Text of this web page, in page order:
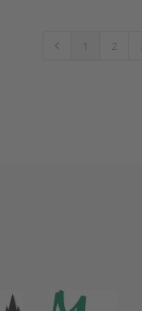
1 2